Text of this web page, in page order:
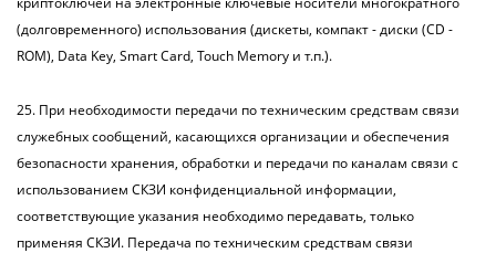
(долговременного) использования (дискеты, компакт - диски (CD -
ROM), Data Key, Smart Card, Touch Memory и т.п.).
25. При необходимости передачи по техническим средствам связи
служебных сообщений, касающихся организации и обеспечения
безопасности хранения, обработки и передачи по каналам связи с
использованием СКЗИ конфиденциальной информации,
соответствующие указания необходимо передавать, только
применяя СКЗИ. Передача по техническим средствам связи